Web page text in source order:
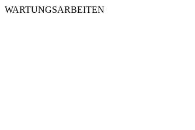
WARTUNGSARBEITEN